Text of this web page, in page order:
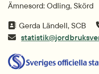
Ämnesord: Odling, Skörd
Gerda Ländell, SCB